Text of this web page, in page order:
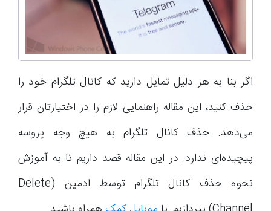
اگر بنا به هر دلیل تمایل دارید که کانال تلگرام خود را
حذف کنید، این مقاله راهنمایی لازم را در اختیارتان قرار
می‌دهد. حذف کانال تلگرام به هیچ وجه پروسه
پیچیده‌ای ندارد. در این مقاله قصد داریم تا به آموزش
نحوه حذف کانال تلگرام توسط ادمین (Delete